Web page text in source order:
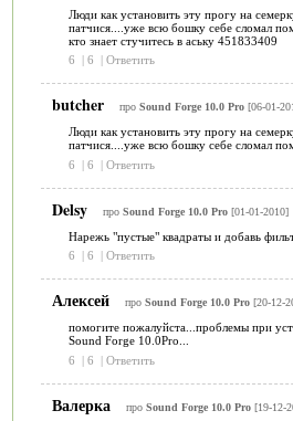
Люди как установить эту прогу на
патчися....уже всю бошку себе сломал
кто знает стучитесь в аську 451833409
6
| 6 | Ответить
butcher про Sound Forge 10.0 Pro[06-01-
Люди как установить эту прогу на
патчися....уже всю бошку себе сломал
6
| 6 | Ответить
Delsy про Sound Forge 10.0 Pro[01-01-2010]
Нарежь "пустые" квадраты и добавь
6
| 6 | Ответить
Алексей про Sound Forge 10.0 Pro[20-12-
помогите пожалуйста...проблемы при
Sound Forge 10.0Pro...
6
| 6 | Ответить
Валерка про Sound Forge 10.0 Pro[19-12-